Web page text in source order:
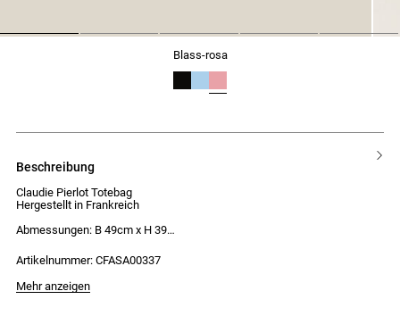
blass-rosa
beschreibung
Claudie Pierlot Totebag
Hergestellt in Frankreich
Abmessungen: B 49cm x H 39
5cm
Artikelnummer: CFASA00337
Mehr anzeigen